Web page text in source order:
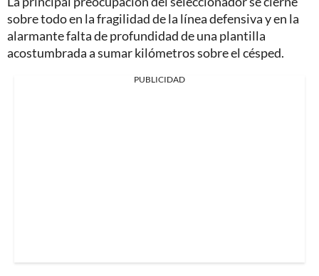
sobre todo en la fragilidad de la línea defensiva y en la
alarmante falta de profundidad de una plantilla
acostumbrada a sumar kilómetros sobre el césped.
PUBLICIDAD